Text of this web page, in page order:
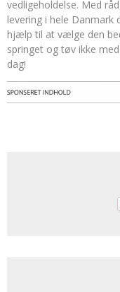
vedligeholdelse. Med
levering i hele Danmark
hjælp til at vælge den
springet og tøv ikke
dag!